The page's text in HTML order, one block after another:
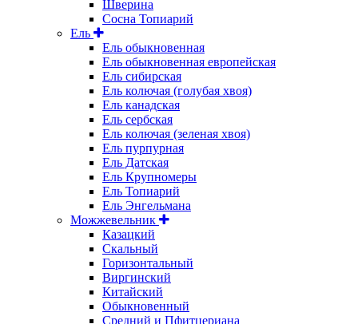
Шверина
Сосна Топиарий
Ель
Ель обыкновенная
Ель обыкновенная европейская
Ель сибирская
Ель колючая (голубая хвоя)
Ель канадская
Ель сербская
Ель колючая (зеленая хвоя)
Ель пурпурная
Ель Датская
Ель Крупномеры
Ель Топиарий
Ель Энгельмана
Можжевельник
Казацкий
Скальный
Горизонтальный
Виргинский
Китайский
Обыкновенный
Средний и Пфитцериана